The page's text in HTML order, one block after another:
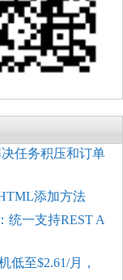
决任务积压和订单
添加方法
统一支持REST A
低至$2.61/月，